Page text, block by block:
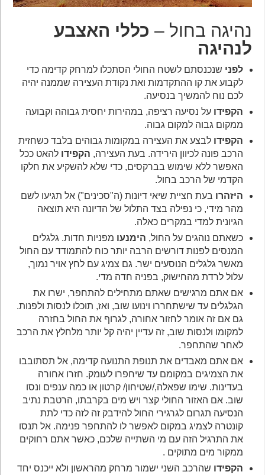
נהיגה בחול –כללי האצבע
לנהיגה
לפנישנכנסתם לשטח החולי הסתכלו למרחק קדימה כדי
לקבוע את קו ההתקדמות ואת נקודת העצירה שממנה יהיה
לכם נוח להמשיך בנסיעה.
הקפידועל נסיעה רציפה, במהירות יחסית גבוהה וקבועה
ממקום גבוה למקום גבוה.
הקפידולבצע את העצירה במקומות גבוהים בלבד כשחזית
הרכב פונה לכיוון הירידה. בעת העצירה,הקפידולהאט ככל
האפשר ללא שימוש בברקסים, כדי שלא להשקיע את חלקו
הקדמי של הרכב בחול.
היזהרובעת חציית שיאי דיונות (ה"סכינים") אל תגיעו לשם
מהר מידי, כי נפילה בצד התלול של הדיונה היא תוצאה
הגיונית למדי במקרים כאלה.
כשאתם נוהגים על החול,הימנעומפניות חדות. גלגלים
המנסים לפנות דורשים הרבה יותר כוח להתמודד עם החול
מאשר גלגלים הנוסעים ישר. גם צמיג עם לחץ אויר נמוך,
עלול לרדת מהחישוק, בפניה חדה מדי.
אם אתם מרגישים שאתם מתחילים להתחפר, ישרו את
הגלגלים עד שישתחררו וינועו שוב, ואז, תוכלו לנסות ולפנות.
גם אם זה אומר לחזור אחורה, לגרוף את החול בחזרה
למקומו ולנסות שוב, זה עדיין יהיה קל יותר מלחלץ את הרכב
לאחר שהתחפר.
אם אתם מאבדים את תנופת התנועה קדימה, אל תסתובבו
את הצמיגים במקומם עד שיחפרו לעומק. חזרו אחורה
בעדינות. שימו שפאלה,/שטיחון/ קרטון או כמה ענפים ונסו
שוב. אם האזור החולי קצר ויש מים בקרבתו, הרטבת נתיב
הנסיעה תגרום לגרגירי החול להידבק זה לזה כדי לתת
קונטרה לצמיג במקום לאפשר לו להתחפר פנימה. אל תנסו
את התרגיל הזה עם מי השתייה שלכם, כאשר אתם רחוקים
ממקור מים מתוקים .
הקפידושהרכב השני ישמור מרחק מהראשון ולא ייכנס יחד